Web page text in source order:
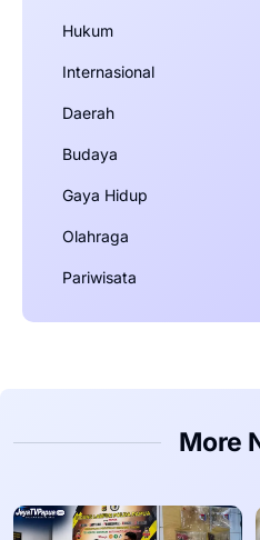
Hukum
Internasional
Daerah
Budaya
Gaya Hidup
Olahraga
Pariwisata
More